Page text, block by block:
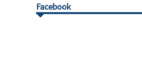
Facebook